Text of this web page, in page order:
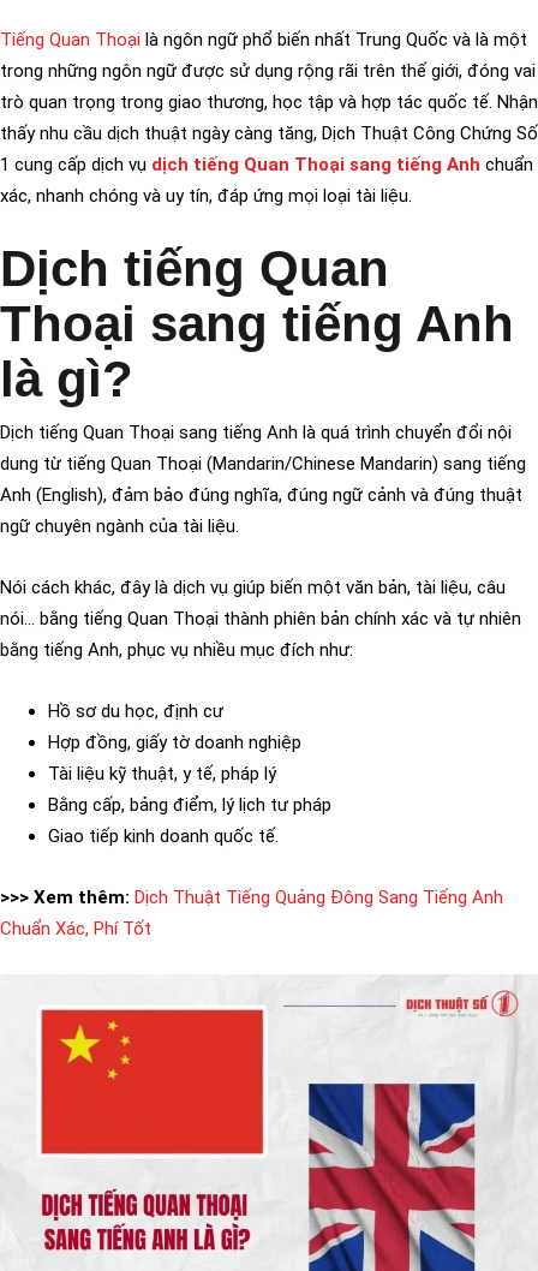
Tiếng Quan Thoại là ngôn ngữ phổ biến nhất Trung Quốc và là một
trong những ngôn ngữ được sử dụng rộng rãi trên thế giới, đóng vai
trò quan trọng trong giao thương, học tập và hợp tác quốc tế. Nhận
thấy nhu cầu dịch thuật ngày càng tăng, Dịch Thuật Công Chứng Số
1 cung cấp dịch vụ dịch tiếng Quan Thoại sang tiếng Anh chuẩn
xác, nhanh chóng và uy tín, đáp ứng mọi loại tài liệu.
Dịch tiếng Quan
Thoại sang tiếng Anh
là gì?
Dịch tiếng Quan Thoại sang tiếng Anh là quá trình chuyển đổi nội
dung từ tiếng Quan Thoại (Mandarin/Chinese Mandarin) sang tiếng
Anh (English), đảm bảo đúng nghĩa, đúng ngữ cảnh và đúng thuật
ngữ chuyên ngành của tài liệu.
Nói cách khác, đây là dịch vụ giúp biến một văn bản, tài liệu, câu
nói… bằng tiếng Quan Thoại thành phiên bản chính xác và tự nhiên
bằng tiếng Anh, phục vụ nhiều mục đích như:
Hồ sơ du học, định cư
Hợp đồng, giấy tờ doanh nghiệp
Tài liệu kỹ thuật, y tế, pháp lý
Bằng cấp, bảng điểm, lý lịch tư pháp
Giao tiếp kinh doanh quốc tế.
>>> Xem thêm: Dịch Thuật Tiếng Quảng Đông Sang Tiếng Anh
Chuẩn Xác, Phí Tốt